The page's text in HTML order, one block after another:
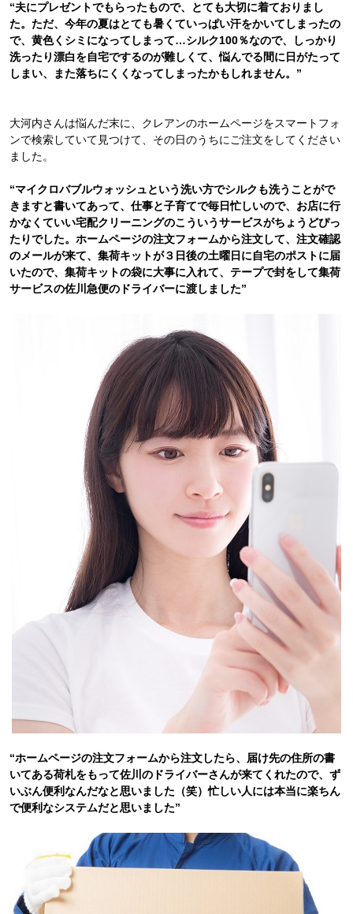
“夫にプレゼントでもらったもので、とても大切に着ておりまし
た。ただ、今年の夏はとても暑くていっぱい汗をかいてしまったの
で、黄色くシミになってしまって…シルク100％なので、しっかり
洗ったり漂白を自宅でするのが難しくて、悩んでる間に日がたって
しまい、また落ちにくくなってしまったかもしれません。”
大河内さんは悩んだ末に、クレアンのホームページをスマートフォ
ンで検索していて見つけて、その日のうちにご注文をしてください
ました。
“マイクロバブルウォッシュという洗い方でシルクも洗うことがで
きますと書いてあって、仕事と子育てで毎日忙しいので、お店に行
かなくていい宅配クリーニングのこういうサービスがちょうどぴっ
たりでした。ホームページの注文フォームから注文して、注文確認
のメールが来て、集荷キットが３日後の土曜日に自宅のポストに届
いたので、集荷キットの袋に大事に入れて、テープで封をして集荷
サービスの佐川急便のドライバーに渡しました”
“ホームページの注文フォームから注文したら、届け先の住所の書
いてある荷札をもって佐川のドライバーさんが来てくれたので、ず
いぶん便利なんだなと思いました（笑）忙しい人には本当に楽ちん
で便利なシステムだと思いました”